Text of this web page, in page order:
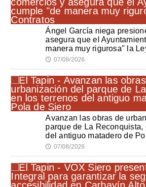
Ángel García niega
asegura que el
manera muy rigurosa" la
🕔 07/08/2026
Avanzan las obras de
parque de La Reconquista,
del antiguo matadero de
🕔 07/08/2026